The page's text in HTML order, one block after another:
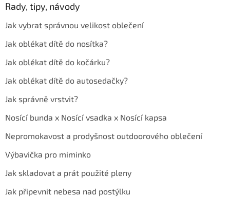
Rady, tipy, návody
Jak vybrat správnou velikost oblečení
Jak oblékat dítě do nosítka?
Jak oblékat dítě do kočárku?
Jak oblékat dítě do autosedačky?
Jak správně vrstvit?
Nosící bunda x Nosící vsadka x Nosící kapsa
Nepromokavost a prodyšnost outdoorového oblečení
Výbavička pro miminko
Jak skladovat a prát použité pleny
Jak připevnit nebesa nad postýlku